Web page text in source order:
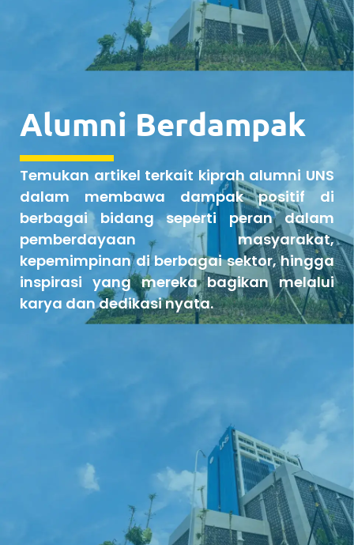
Alumni Berdampak
Temukan artikel terkait kiprah alumni UNS
dalam membawa dampak positif di
berbagai bidang seperti peran dalam
pemberdayaan masyarakat,
kepemimpinan di berbagai sektor, hingga
inspirasi yang mereka bagikan melalui
karya dan dedikasi nyata.